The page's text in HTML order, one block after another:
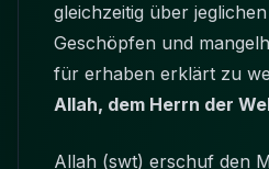
gleichzeitig über
Geschöpfen und
für erhaben erklärt zu
Allah, dem Herrn der
Allah (swt) erschuf den